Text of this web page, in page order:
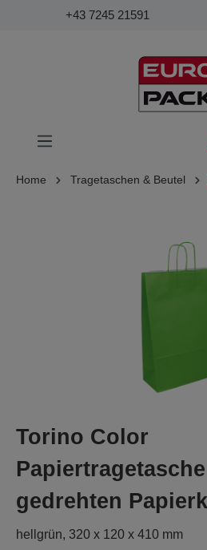
+43 7245 21591
Home Tragetaschen & Beutel
Torino Color
gedrehten
hellgrün, 320 x 120 x 410 mm